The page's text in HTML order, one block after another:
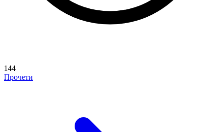
144
Прочети